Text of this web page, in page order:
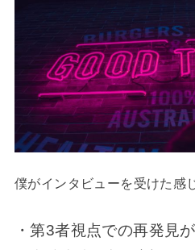
僕がインタビューを受けた感
・第3者視点での再発見